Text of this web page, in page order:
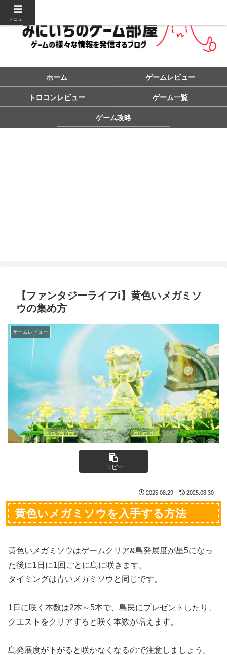
ホーム ゲームレビュー
トロコンレビュー ゲーム一覧
ゲーム攻略
【ファンタジーライフi】黄色いメガミソ
ウの集め方
ゲームレビュー
コピー
2025.08.29 2025.08.30
黄色いメガミソウを入手する方法
黄色いメガミソウはゲームクリア&島発展度が星5になっ
た後に1日に1回ごとに島に咲きます。
タイミングは青いメガミソウと同じです。
1日に咲く本数は2本～5本で、島民にプレゼントしたり、
クエストをクリアすると咲く本数が増えます。
島発展度が下がると咲かなくなるので注意しましょう。
メニュー